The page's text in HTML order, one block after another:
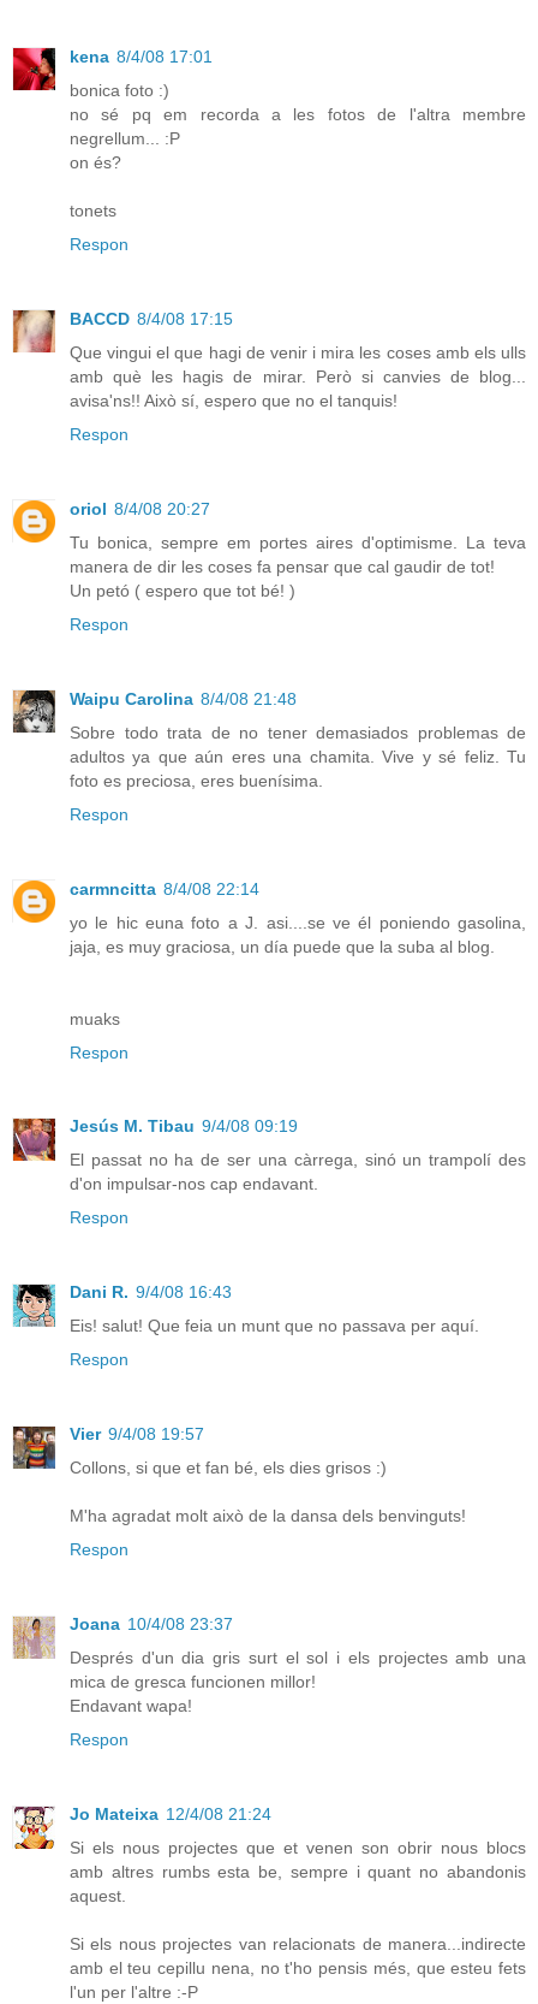
kena 8/4/08 17:01
bonica foto :)
no sé pq em recorda a les fotos de l'altra membre
negrellum... :P
on és?
tonets
Respon
BACCD 8/4/08 17:15
Que vingui el que hagi de venir i mira les coses amb els ulls
amb què les hagis de mirar. Però si canvies de blog...
avisa'ns!! Això sí, espero que no el tanquis!
Respon
oriol 8/4/08 20:27
Tu bonica, sempre em portes aires d'optimisme. La teva
manera de dir les coses fa pensar que cal gaudir de tot!
Un petó ( espero que tot bé! )
Respon
Waipu Carolina 8/4/08 21:48
Sobre todo trata de no tener demasiados problemas de
adultos ya que aún eres una chamita. Vive y sé feliz. Tu
foto es preciosa, eres buenísima.
Respon
carmncitta 8/4/08 22:14
yo le hic euna foto a J. asi....se ve él poniendo gasolina,
jaja, es muy graciosa, un día puede que la suba al blog.
muaks
Respon
Jesús M. Tibau 9/4/08 09:19
El passat no ha de ser una càrrega, sinó un trampolí des
d'on impulsar-nos cap endavant.
Respon
Dani R. 9/4/08 16:43
Eis! salut! Que feia un munt que no passava per aquí.
Respon
Vier 9/4/08 19:57
Collons, si que et fan bé, els dies grisos :)
M'ha agradat molt això de la dansa dels benvinguts!
Respon
Joana 10/4/08 23:37
Després d'un dia gris surt el sol i els projectes amb una
mica de gresca funcionen millor!
Endavant wapa!
Respon
Jo Mateixa 12/4/08 21:24
Si els nous projectes que et venen son obrir nous blocs
amb altres rumbs esta be, sempre i quant no abandonis
aquest.
Si els nous projectes van relacionats de manera...indirecte
amb el teu cepillu nena, no t'ho pensis més, que esteu fets
l'un per l'altre :-P